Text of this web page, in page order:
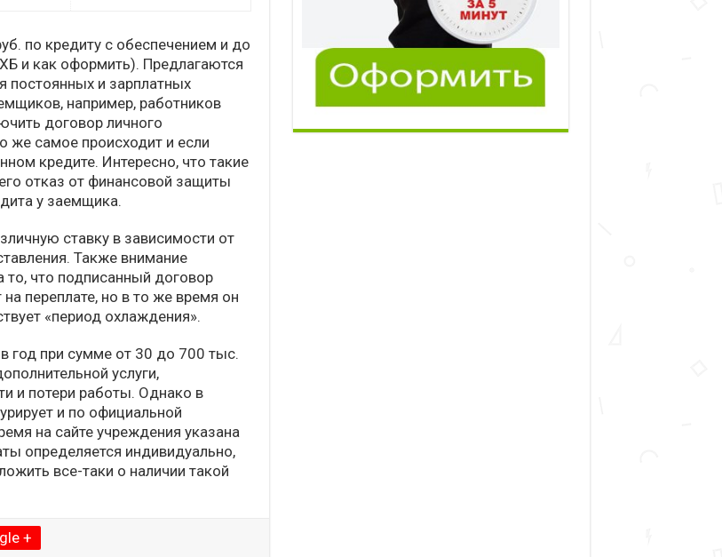
по кредиту с обеспечением и до
и как оформить). Предлагаются
постоянных и зарплатных
например, работников
договор личного
же самое происходит и если
кредите. Интересно, что такие
отказ от финансовой защиты
у заемщика.
ставку в зависимости от
Также внимание
то, что подписанный договор
переплате, но в то же время он
«период охлаждения».
год при сумме от 30 до 700 тыс.
услуги,
и потери работы. Однако в
и по официальной
на сайте учреждения указана
определяется индивидуально,
все-таки о наличии такой
+